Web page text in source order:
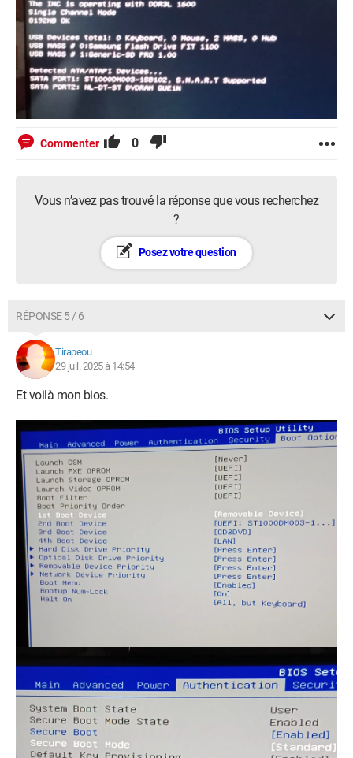
Commenter 0
Vous n’avez pas trouvé la réponse que vous recherchez
?
Posez votre question
RÉPONSE 5 / 6
Tirapeou
29 juil. 2025 à 14:54
Et voilà mon bios.